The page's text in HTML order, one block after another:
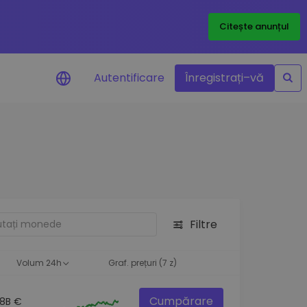
Citește anunțul
Autentificare Înregistrați–vă
Filtre
Volum 24h Graf. prețuri (7 z)
€ Cumpărare